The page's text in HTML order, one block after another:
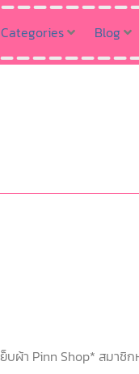
Categories Blog
บผ้า Pinn Shop* สมาชิ